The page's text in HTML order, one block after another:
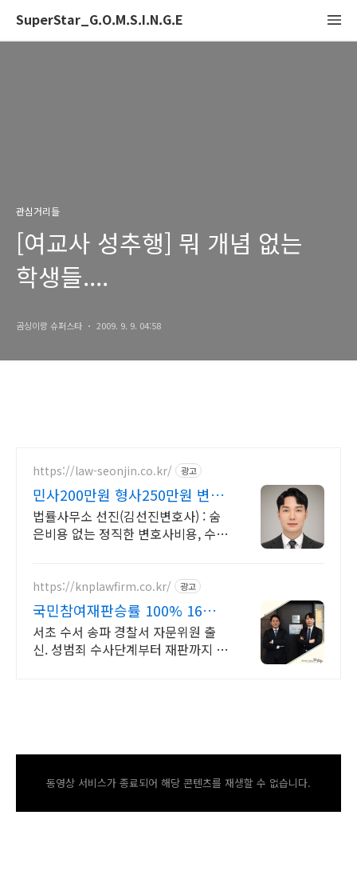
SuperStar_G.O.M.S.I.N.G.E
관심거리들
[여교사 성추행] 뭐 개념 없는
학생들....
곰싱이랑 슈퍼스타 2009. 9. 9. 04:58
https://law-seonjin.co.kr/ 광고
민사200만원 형사250만원 변호
사선임비용 수임료 정찰제
법률사무소 선진(김선진변호사) : 숨
은비용 없는 정직한 변호사비용, 수임
https://knplawfirm.co.kr/ 광고
국민참여재판승률 100% 16년차
파트너변호사 직접상담
서초 수서 송파 경찰서 자문위원 출
신. 성범죄 수사단계부터 재판까지 밀
동영상 서비스가 종료되어 해당 콘텐츠를 재생할 수 없습니다.